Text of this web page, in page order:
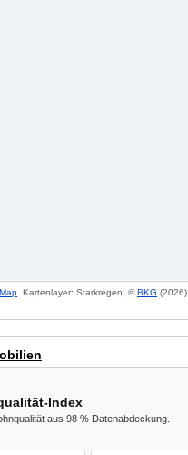
. Kartenlayer: Starkregen: ©BKG (2026)
Index
aus 98 % Datenabdeckung.